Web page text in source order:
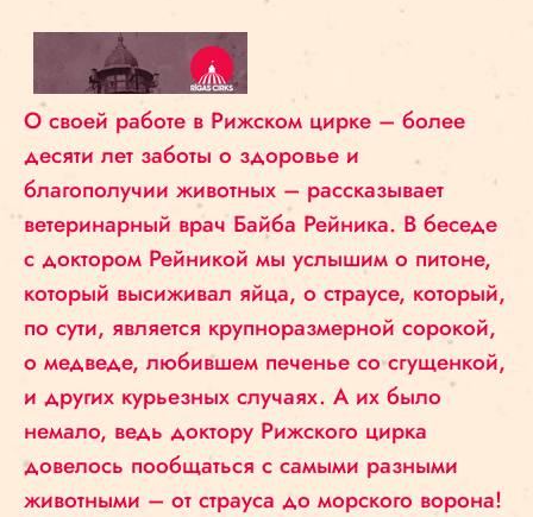
О своей работе в Рижском цирке – более
десяти лет заботы о здоровье и
благополучии животных – рассказывает
ветеринарный врач Байба Рейника. В беседе
с доктором Рейникой мы услышим о питоне,
который высиживал яйца, о страусе, который,
по сути, является крупноразмерной сорокой,
о медведе, любившем печенье со сгущенкой,
и других курьезных случаях. А их было
немало, ведь доктору Рижского цирка
довелось пообщаться с самыми разными
животными – от страуса до морского ворона!